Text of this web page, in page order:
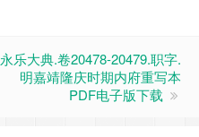
永乐大典.卷20478-20479.职字.
明嘉靖隆庆时期内府重写本
PDF电子版下载